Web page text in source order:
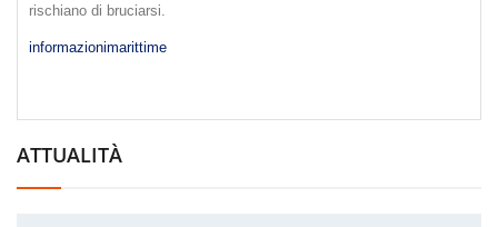
rischiano di bruciarsi.
informazionimarittime
ATTUALITÀ